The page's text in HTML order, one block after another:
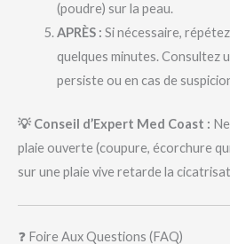
(poudre) sur la peau.
APRÈS : Si nécessaire,
quelques minutes. Consultez
persiste ou en cas de
💡 Conseil d’Expert Med Coast :
plaie ouverte (coupure, écorchure
sur une plaie vive retarde la
❓ Foire Aux Questions (FAQ)